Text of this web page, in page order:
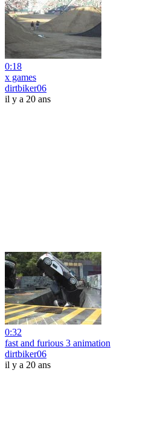
0:18
x games
dirtbiker06
il y a 20 ans
0:32
fast and furious 3 animation
dirtbiker06
il y a 20 ans